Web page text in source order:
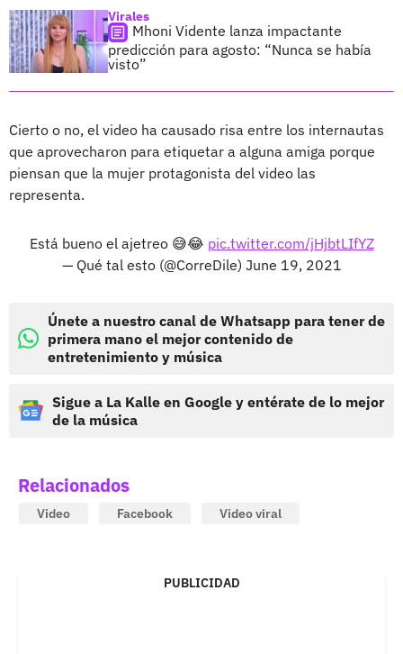
Virales
Mhoni Vidente lanza impactante
predicción para agosto: “Nunca se había
visto”
Cierto o no, el video ha causado risa entre los internautas
que aprovecharon para etiquetar a alguna amiga porque
piensan que la mujer protagonista del video las
representa.
Está bueno el ajetreo 😅😂 pic.twitter.com/jHjbtLIfYZ
— Qué tal esto (@CorreDile) June 19, 2021
Únete a nuestro canal de Whatsapp para tener de
primera mano el mejor contenido de
entretenimiento y música
Sigue a La Kalle en Google y entérate de lo mejor
de la música
Relacionados
Video Facebook Video viral
PUBLICIDAD